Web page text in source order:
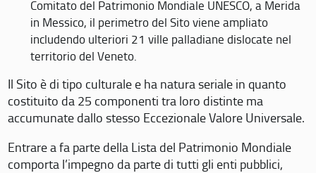
Comitato del Patrimonio Mondiale UNESCO, a Merida
in Messico, il perimetro del Sito viene ampliato
includendo ulteriori 21 ville palladiane dislocate nel
territorio del Veneto.
Il Sito è di tipo culturale e ha natura seriale in quanto
costituito da 25 componenti tra loro distinte ma
accumunate dallo stesso Eccezionale Valore Universale.
Entrare a fa parte della Lista del Patrimonio Mondiale
comporta l’impegno da parte di tutti gli enti pubblici,